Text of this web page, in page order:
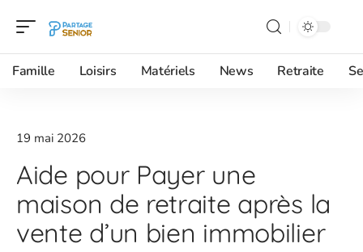
Famille Loisirs Matériels News Retraite
19 mai 2026
Aide pour Payer une
maison de retraite après la
vente d’un bien immobilier